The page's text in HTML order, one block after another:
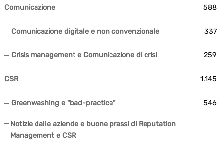
Comunicazione 588
Comunicazione digitale e non convenzionale 337
Crisis management e Comunicazione di crisi 259
CSR 1.145
Greenwashing e "bad-practice" 546
Notizie dalle aziende e buone prassi di Reputation
Management e CSR